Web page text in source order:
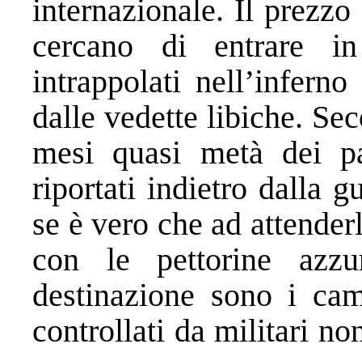
internazionale. Il
cercano di entrare
intrappolati
dalle vedette libiche.
mesi quasi metà dei
riportati indietro dalla
se è vero che ad
con le pettorine
destinazione sono i
controllati da militari